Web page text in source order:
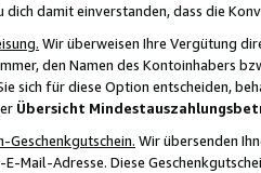
damit einverstanden, dass die
Wir überweisen Ihre Vergütung
den Namen des Kontoinhabers
sich für diese Option entscheiden,
Übersicht
Geschenkgutschein. Wir übersenden
Mail-Adresse. Diese